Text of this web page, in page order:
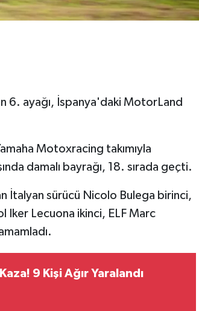
6. ayağı, İspanya'daki MotorLand
Motoxracing takımıyla
damalı bayrağı, 18. sırada geçti.
İtalyan sürücü Nicolo Bulega birinci,
Iker Lecuona ikinci, ELF Marc
9 Kişi Ağır Yaralandı